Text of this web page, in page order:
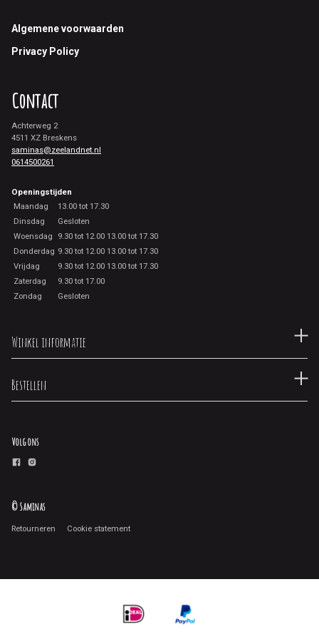
Footer
Algemene voorwaarden
Privacy Policy
Contact
Achterweg 2
4511 XZ Breskens
saminas@zeelandnet.nl
0614500261
Openingstijden
Maandag
13.00 tot 17.30
Dinsdag
Gesloten
Woensdag
9.30 tot 12.00 13.00 tot 17.30
Donderdag 9.30 tot 12.00 13.00 tot 17.30
Vrijdag
9.30 tot 12.00 13.00 tot 17.30
Zaterdag
9.30 tot 17.00
Zondag
Gesloten
Winkel informatie
Bestellen
Volg ons
© Saminas
Retourneren Cookie statement